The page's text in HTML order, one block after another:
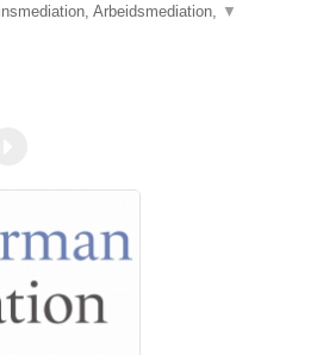
Arbeidsmediation, ▼